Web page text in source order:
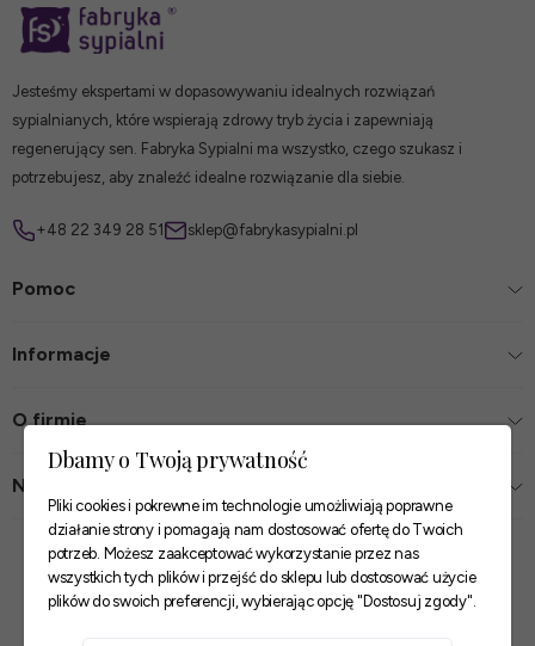
Jesteśmy ekspertami w dopasowywaniu idealnych rozwiązań
sypialnianych, które wspierają zdrowy tryb życia i zapewniają
regenerujący sen. Fabryka Sypialni ma wszystko, czego szukasz i
potrzebujesz, aby znaleźć idealne rozwiązanie dla siebie.
+48 22 349 28 51 sklep@fabrykasypialni.pl
Pomoc
Informacje
O firmie
Nasze sklepy
Zaufane płatności
Dbamy o Twoją prywatność
Pliki cookies i pokrewne im technologie umożliwiają poprawne
działanie strony i pomagają nam dostosować ofertę do Twoich
potrzeb. Możesz zaakceptować wykorzystanie przez nas
wszystkich tych plików i przejść do sklepu lub dostosować użycie
plików do swoich preferencji, wybierając opcję "Dostosuj zgody".